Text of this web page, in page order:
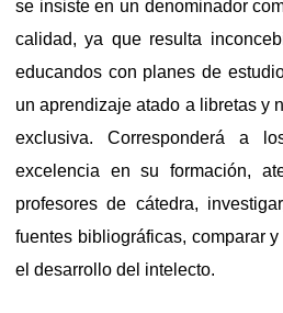
se insiste en un denominador
calidad, ya que resulta
educandos con planes de
un aprendizaje atado a libretas y
exclusiva. Corresponderá a
excelencia en su formación,
profesores de cátedra,
fuentes bibliográficas, comparar
el desarrollo del intelecto.